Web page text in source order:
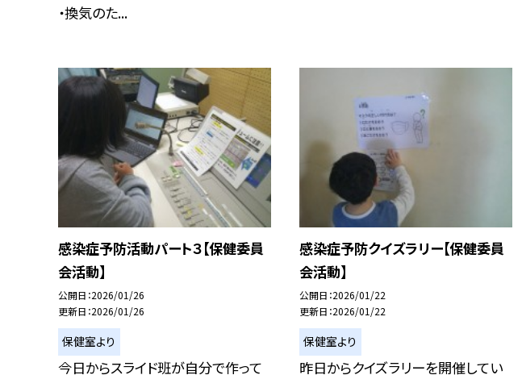
・換気のた...
感染症予防活動パート３【保健委員
会活動】
公開日 2026/01/26
更新日 2026/01/26
保健室より
今日からスライド班が自分で作って
感染症予防クイズラリー【保健委員
会活動】
公開日 2026/01/22
更新日 2026/01/22
保健室より
昨日からクイズラリーを開催してい